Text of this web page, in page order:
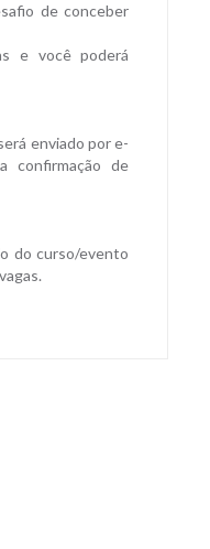
de conceber
e você poderá
enviado por e-
confirmação de
do curso/evento